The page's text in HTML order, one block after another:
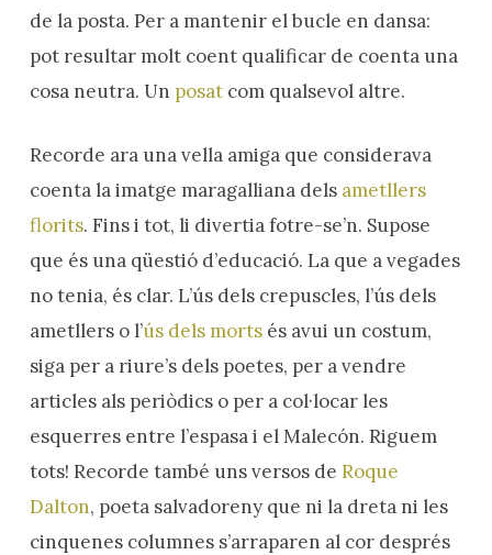
de la posta. Per a mantenir el bucle en dansa:
pot resultar molt coent qualificar de coenta una
cosa neutra. Un posatcom qualsevol altre.
Recorde ara una vella amiga que considerava
coenta la imatge maragalliana dels ametllers
florits. Fins i tot, li divertia fotre-se’n. Supose
que és una qüestió d’educació. La que a vegades
no tenia, és clar. L’ús dels crepuscles, l’ús dels
ametllers o l’ús dels mortsés avui un costum,
siga per a riure’s dels poetes, per a vendre
articles als periòdics o per a col·locar les
esquerres entre l’espasa i el Malecón. Riguem
tots! Recorde també uns versos de Roque
Dalton, poeta salvadoreny que ni la dreta ni les
cinquenes columnes s’arraparen al cor després